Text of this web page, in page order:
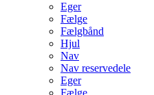
Eger
Fælge
Fælgbånd
Hjul
Nav
Nav reservedele
Eger
Fælge